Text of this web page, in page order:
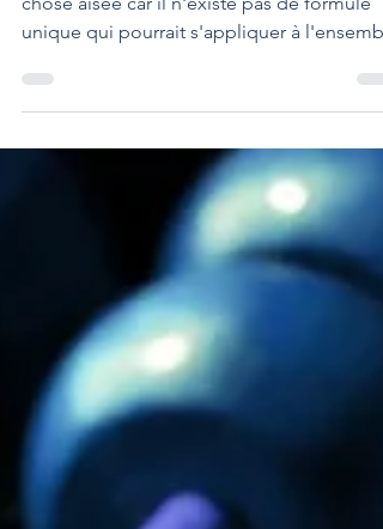
Comment valoriser une
entreprise ?
La valorisation d'une entreprise n'est pas
chose aisée car il n'existe pas de formule
unique qui pourrait s'appliquer à